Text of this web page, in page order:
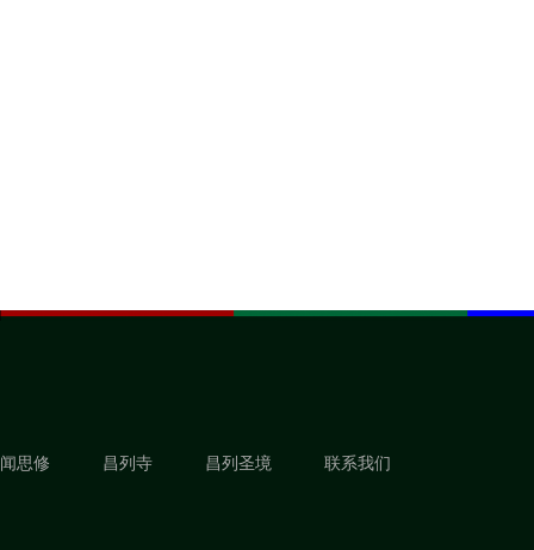
闻思修 昌列寺 昌列圣境 联系我们